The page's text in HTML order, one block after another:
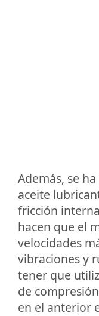
Además, se
aceite
fricción
hacen que el
velocidades
vibraciones y
tener que
de
en el anterior